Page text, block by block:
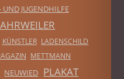
UND JUGENDHILFE
KÜNSTLER LADENSCHILD
METTMANN
NEUWIED PLAKAT